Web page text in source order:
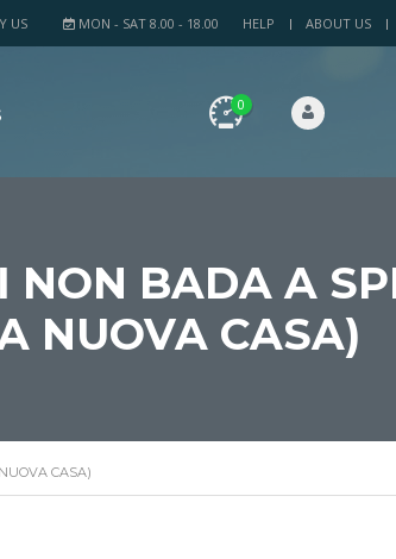
HELP ABOUT US
MON - SAT 8.00 - 18.00
US
0
NON BADA A
NUOVA CASA)
CASA)